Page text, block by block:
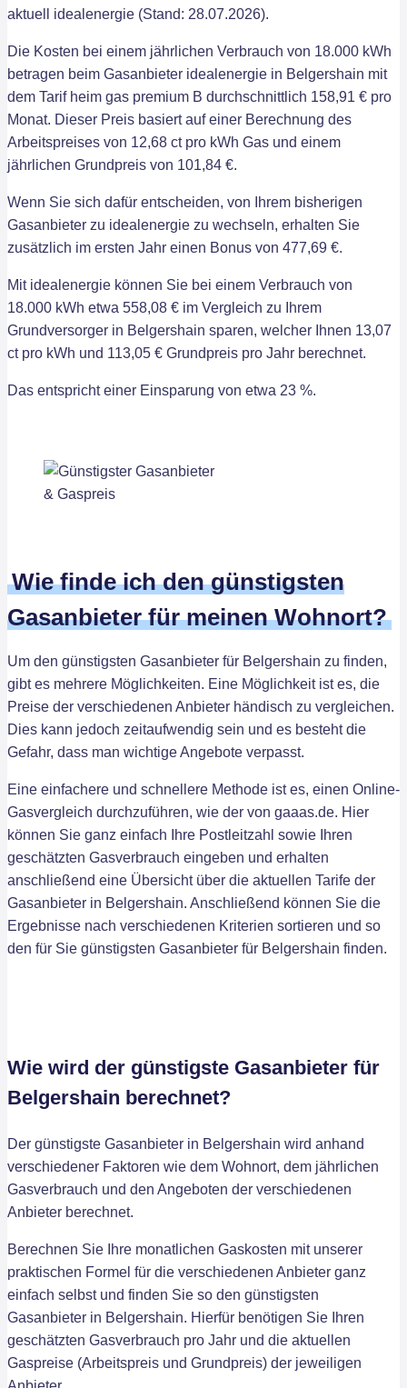
aktuell idealenergie (Stand: 28.07.2026).
Die Kosten bei einem jährlichen Verbrauch von 18.000 kWh
betragen beim Gasanbieter idealenergie in Belgershain mit
dem Tarif heim gas premium B durchschnittlich 158,91 € pro
Monat. Dieser Preis basiert auf einer Berechnung des
Arbeitspreises von 12,68 ct pro kWh Gas und einem
jährlichen Grundpreis von 101,84 €.
Wenn Sie sich dafür entscheiden, von Ihrem bisherigen
Gasanbieter zu idealenergie zu wechseln, erhalten Sie
zusätzlich im ersten Jahr einen Bonus von 477,69 €.
Mit idealenergie können Sie bei einem Verbrauch von
18.000 kWh etwa 558,08 € im Vergleich zu Ihrem
Grundversorger in Belgershain sparen, welcher Ihnen 13,07
ct pro kWh und 113,05 € Grundpreis pro Jahr berechnet.
Das entspricht einer Einsparung von etwa 23 %.
Wie finde ich den günstigsten
Gasanbieter für meinen Wohnort?
Um den günstigsten Gasanbieter für Belgershain zu finden,
gibt es mehrere Möglichkeiten. Eine Möglichkeit ist es, die
Preise der verschiedenen Anbieter händisch zu vergleichen.
Dies kann jedoch zeitaufwendig sein und es besteht die
Gefahr, dass man wichtige Angebote verpasst.
Eine einfachere und schnellere Methode ist es, einen Online-
Gasvergleich durchzuführen, wie der von gaaas.de. Hier
können Sie ganz einfach Ihre Postleitzahl sowie Ihren
geschätzten Gasverbrauch eingeben und erhalten
anschließend eine Übersicht über die aktuellen Tarife der
Gasanbieter in Belgershain. Anschließend können Sie die
Ergebnisse nach verschiedenen Kriterien sortieren und so
den für Sie günstigsten Gasanbieter für Belgershain finden.
Wie wird der günstigste Gasanbieter für
Belgershain berechnet?
Der günstigste Gasanbieter in Belgershain wird anhand
verschiedener Faktoren wie dem Wohnort, dem jährlichen
Gasverbrauch und den Angeboten der verschiedenen
Anbieter berechnet.
Berechnen Sie Ihre monatlichen Gaskosten mit unserer
praktischen Formel für die verschiedenen Anbieter ganz
einfach selbst und finden Sie so den günstigsten
Gasanbieter in Belgershain. Hierfür benötigen Sie Ihren
geschätzten Gasverbrauch pro Jahr und die aktuellen
Gaspreise (Arbeitspreis und Grundpreis) der jeweiligen